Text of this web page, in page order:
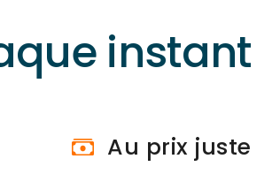
instant
Au prix juste